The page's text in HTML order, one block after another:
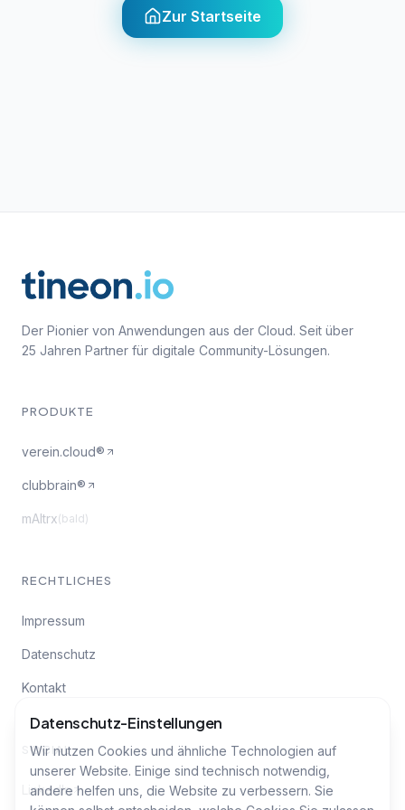
Zur Startseite
Der Pionier von Anwendungen aus der Cloud. Seit über
25 Jahren Partner für digitale Community-Lösungen.
PRODUKTE
verein.cloud®
clubbrain®
mAItrx(bald)
RECHTLICHES
Impressum
Datenschutz
Kontakt
SOCIAL
LinkedIn
Datenschutz-Einstellungen
Wir nutzen Cookies und ähnliche Technologien auf
unserer Website. Einige sind technisch notwendig,
andere helfen uns, die Website zu verbessern. Sie